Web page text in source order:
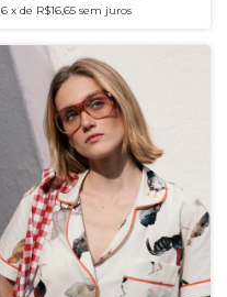
6 x de R$16,65 sem juros